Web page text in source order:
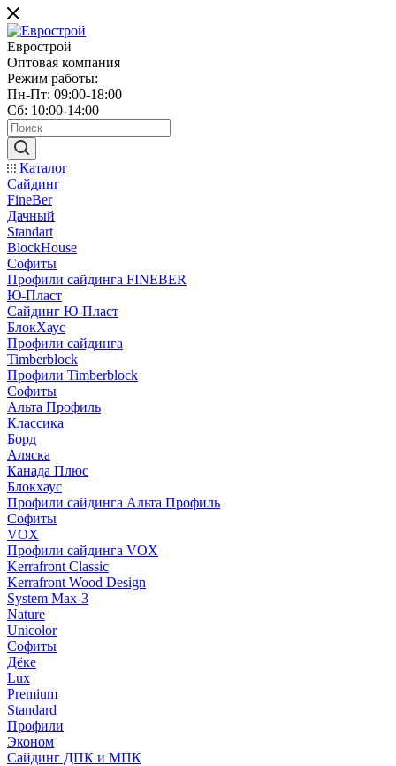
Еврострой
Оптовая компания
Режим работы:
Пн-Пт: 09:00-18:00
Сб: 10:00-14:00
Каталог
Сайдинг
FineBer
Дачный
Standart
BlockHouse
Софиты
Профили сайдинга FINEBER
Ю-Пласт
Сайдинг Ю-Пласт
БлокХаус
Профили сайдинга
Timberblock
Профили Timberblock
Софиты
Альта Профиль
Классика
Борд
Аляска
Канада Плюс
Блокхаус
Профили сайдинга Альта Профиль
Софиты
VOX
Профили сайдинга VOX
Kerrafront Classic
Kerrafront Wood Design
System Max-3
Nature
Unicolor
Софиты
Дёке
Lux
Premium
Standard
Профили
Эконом
Сайдинг ДПК и МПК